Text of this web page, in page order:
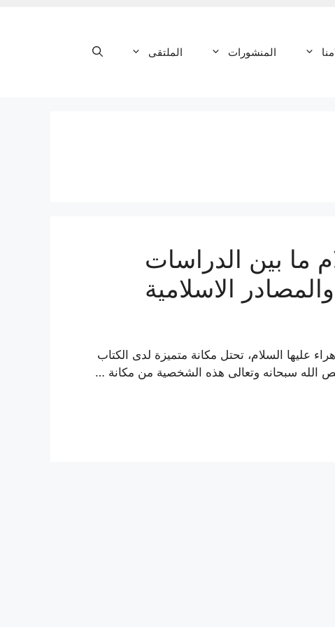
المنشورات الملتقى
ما بين الدراسات
الاسلامية
عليها السلام، تحتل مكانة متميزة لدى الكتاب
خص الله سبحانه وتعالى هذه الشخصية من مكانة …